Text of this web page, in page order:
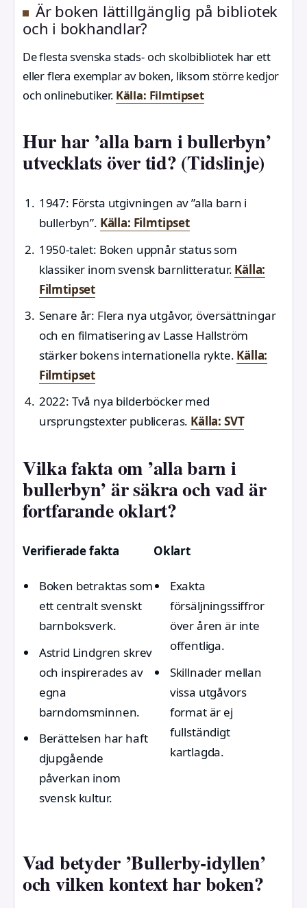
Är boken lättillgänglig på bibliotek
och i bokhandlar?
De flesta svenska stads- och skolbibliotek har ett
eller flera exemplar av boken, liksom större kedjor
och onlinebutiker. Källa: Filmtipset
Hur har ’alla barn i bullerbyn’
utvecklats över tid? (Tidslinje)
1947: Första utgivningen av ”alla barn i
bullerbyn”. Källa: Filmtipset
1950-talet: Boken uppnår status som
klassiker inom svensk barnlitteratur. Källa:
Filmtipset
Senare år: Flera nya utgåvor, översättningar
och en filmatisering av Lasse Hallström
stärker bokens internationella rykte. Källa:
Filmtipset
2022: Två nya bilderböcker med
ursprungstexter publiceras. Källa: SVT
Vilka fakta om ’alla barn i
bullerbyn’ är säkra och vad är
fortfarande oklart?
Verifierade fakta
Boken betraktas som
ett centralt svenskt
barnboksverk.
Astrid Lindgren skrev
och inspirerades av
egna
barndomsminnen.
Berättelsen har haft
djupgående
påverkan inom
svensk kultur.
Oklart
Exakta
försäljningssiffror
över åren är inte
offentliga.
Skillnader mellan
vissa utgåvors
format är ej
fullständigt
kartlagda.
Vad betyder ’Bullerby-idyllen’
och vilken kontext har boken?